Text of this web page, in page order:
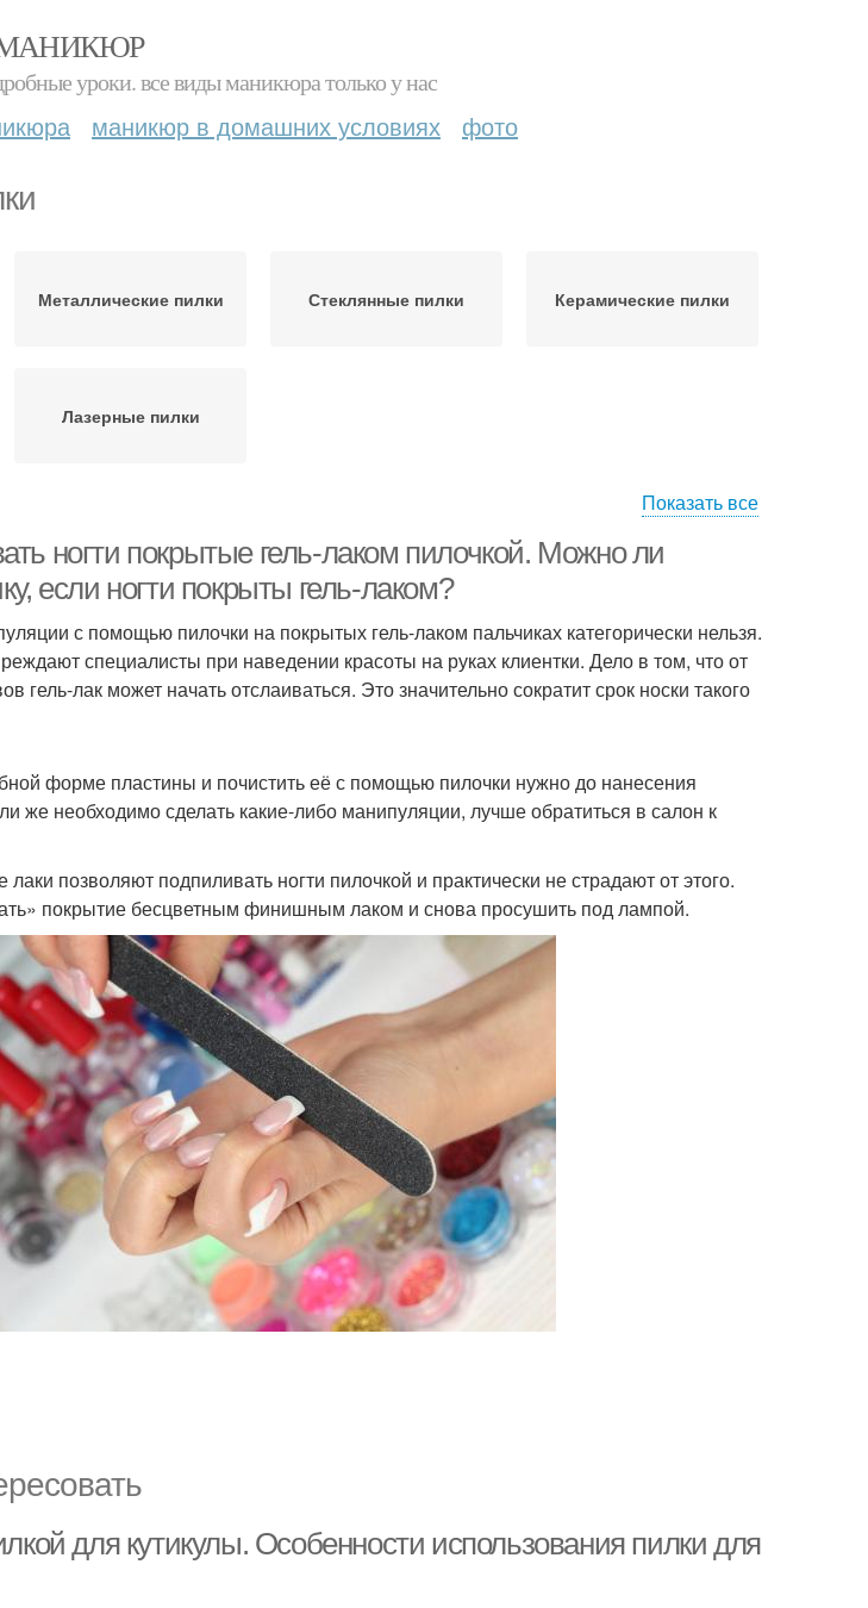
уроки. все виды маникюра только у нас
маникюр в домашних условиях фото
Металлические пилки Стеклянные пилки Керамические пилки
Лазерные пилки
Показать все
ногти покрытые гель-лаком пилочкой. Можно ли
если ногти покрыты гель-лаком?
с помощью пилочки на покрытых гель-лаком пальчиках категорически нельзя.
специалисты при наведении красоты на руках клиентки. Дело в том, что от
гель-лак может начать отслаиваться. Это значительно сократит срок носки такого
форме пластины и почистить её с помощью пилочки нужно до нанесения
же необходимо сделать какие-либо манипуляции, лучше обратиться в салон к
позволяют подпиливать ногти пилочкой и практически не страдают от этого.
покрытие бесцветным финишным лаком и снова просушить под лампой.
для кутикулы. Особенности использования пилки для